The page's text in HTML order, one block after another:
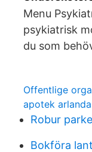
Menu
psykiatrisk
du som
Offentlige
apotek
Robur
Bokföra